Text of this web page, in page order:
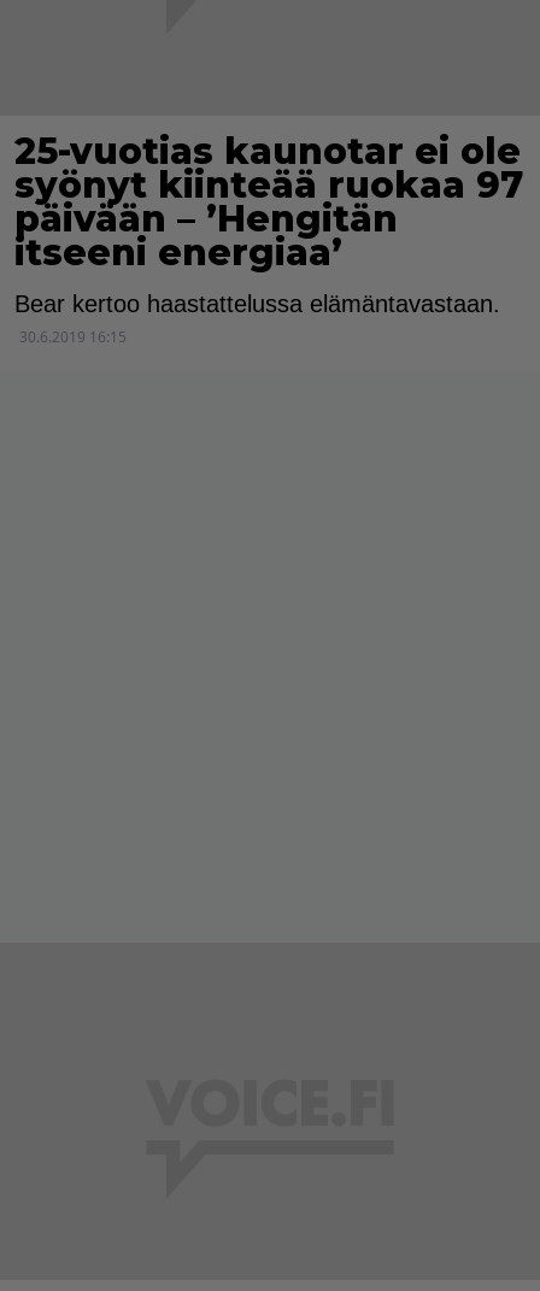
25-vuotias kaunotar ei ole
syönyt kiinteää ruokaa 97
päivään – ’Hengitän
itseeni energiaa’
Bear kertoo haastattelussa elämäntavastaan.
30.6.2019 16:15